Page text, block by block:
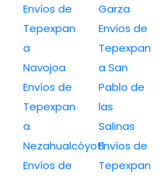
Envíos de
Tepexpan
a
Navojoa
Envíos de
Tepexpan
a
Nezahualcóyotl
Envíos de
Garza
Envíos de
Tepexpan
a San
Pablo de
las
Salinas
Envíos de
Tepexpan